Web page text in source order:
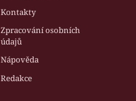
Kontakty
Zpracování osobních
údajů
Nápověda
Redakce